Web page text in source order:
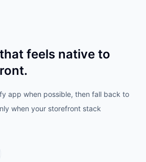
feels native to
app when possible, then fall back to
when your storefront stack